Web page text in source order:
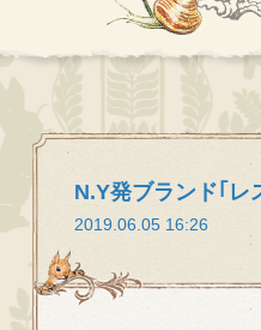
N.Y発ブランド｢レ
2019.06.05 16:26